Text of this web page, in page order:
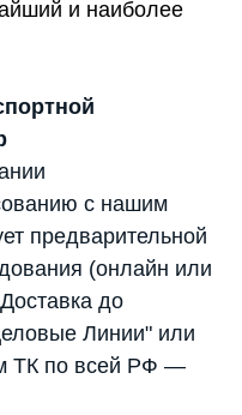
и наиболее
с нашим
предварительной
(онлайн или
до
Линии" или
ТК по всей РФ —